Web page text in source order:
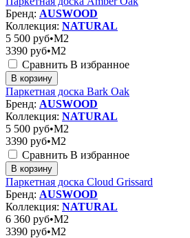
Бренд: AUSWOOD
Коллекция: NATURAL
5 500 руб•M2
3390 руб•M2
Сравнить В избранное
В корзину
Паркетная доска Bark Oak
Бренд: AUSWOOD
Коллекция: NATURAL
5 500 руб•M2
3390 руб•M2
Сравнить В избранное
В корзину
Паркетная доска Cloud Grissard
Бренд: AUSWOOD
Коллекция: NATURAL
6 360 руб•M2
3390 руб•M2